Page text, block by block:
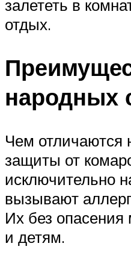
залететь в
отдых.
народных
Чем отличаются
защиты от
исключительно
вызывают
Их без
и детям.